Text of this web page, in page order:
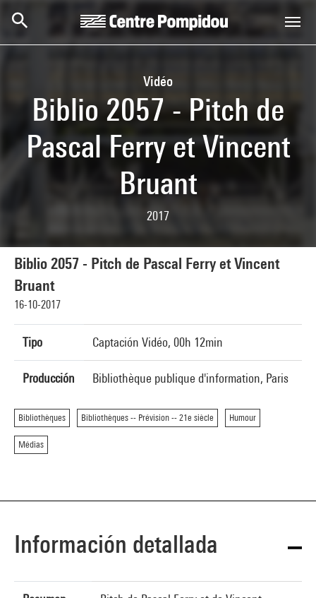
Vidéo
Biblio 2057 - Pitch de
Pascal Ferry et Vincent
Bruant
2017
Biblio 2057 - Pitch de Pascal Ferry et Vincent
Bruant
16-10-2017
Tipo Captación Vidéo, 00h 12min
Producción Bibliothèque publique d'information, Paris
Bibliothèques Bibliothèques -- Prévision -- 21e siècle Humour
Médias
Información detallada